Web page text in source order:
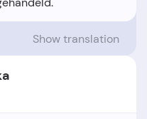
Show translation